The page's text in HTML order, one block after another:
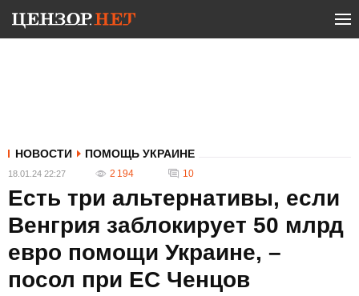
НОВОСТИ ПОМОЩЬ УКРАИНЕ
18.01.24 22:27 2 194 10
Есть три альтернативы, если
Венгрия заблокирует 50 млрд
евро помощи Украине, –
посол при ЕС Ченцов